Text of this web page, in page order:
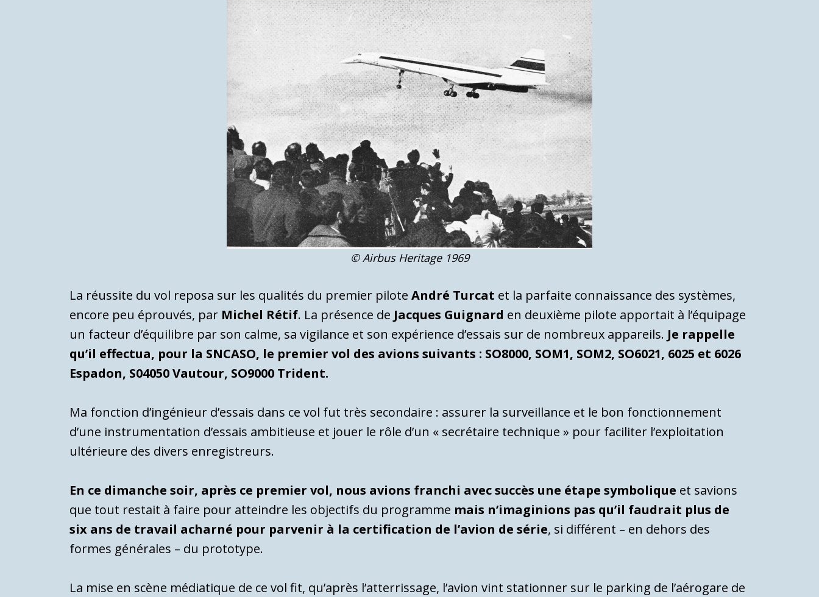
© Airbus Heritage 1969
La réussite du vol reposa sur les qualités du premier piloteAndré Turcat et la parfaite connaissance des systèmes,
encore peu éprouvés, par Michel Rétif. La présence de Jacques Guignard en deuxième pilote apportait à l’équipage
un facteur d’équilibre par son calme, sa vigilance et son expérience d’essais sur de nombreux appareils. Je rappelle
qu’il effectua, pour la SNCASO, le premier vol des avions suivants : SO8000, SOM1, SOM2, SO6021, 6025 et 6026
Espadon, S04050 Vautour, SO9000 Trident.
Ma fonction d’ingénieur d’essais dans ce vol fut très secondaire : assurer la surveillance et le bon fonctionnement
d’une instrumentation d’essais ambitieuse et jouer le rôle d’un « secrétaire technique » pour faciliter l’exploitation
ultérieure des divers enregistreurs.
En ce dimanche soir, après ce premier vol, nous avions franchi avec succès une étape symbolique et savions
que tout restait à faire pour atteindre les objectifs du programme mais n’imaginions pas qu’il faudrait plus de
six ans de travail acharné pour parvenir à la certification de l’avion de série, si différent – en dehors des
formes générales – du prototype.
La mise en scène médiatique de ce vol fit, qu’après l’atterrissage, l’avion vint stationner sur le parking de l’aérogare de